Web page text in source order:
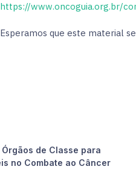
https://www.oncoguia.org.br/
Esperamos que este material
de Classe para
no Combate ao Câncer